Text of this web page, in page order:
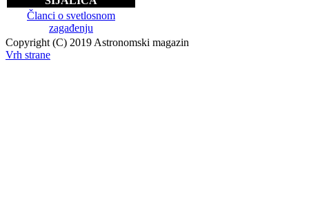
Članci o svetlosnom
zagađenju
Copyright (C) 2019 Astronomski magazin
Vrh strane